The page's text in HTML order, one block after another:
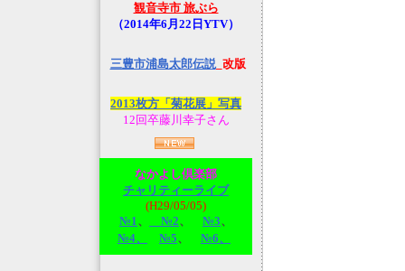
観音寺市 旅ぶら
（2014年6月22日YTV）
三豊市浦島太郎伝説_改版
2013枚方「菊花展」写真
12回卒藤川幸子さん
なかよし倶楽部
チャリティーライブ
(H29/05/05)
№1、 №2、 №3、
№4、
№5、 №6、